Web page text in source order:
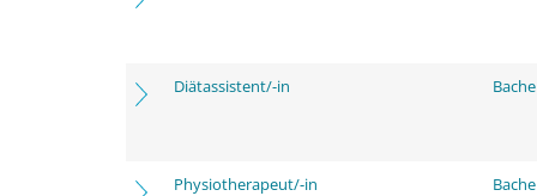
Diätassistent/-in
Physiotherapeut/-in